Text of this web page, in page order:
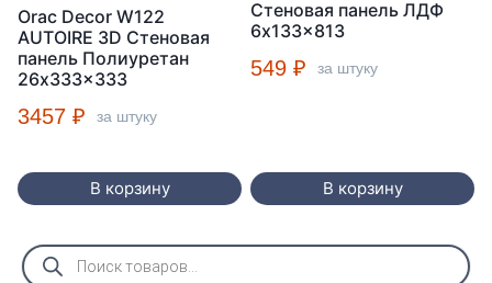
Orac Decor W122
AUTOIRE 3D Стеновая
панель Полиуретан
26x333x333
3457 ₽ за штуку
В корзину
Стеновая панель ЛДФ
6x133x813
549 ₽ за штуку
В корзину
Поиск
товаров